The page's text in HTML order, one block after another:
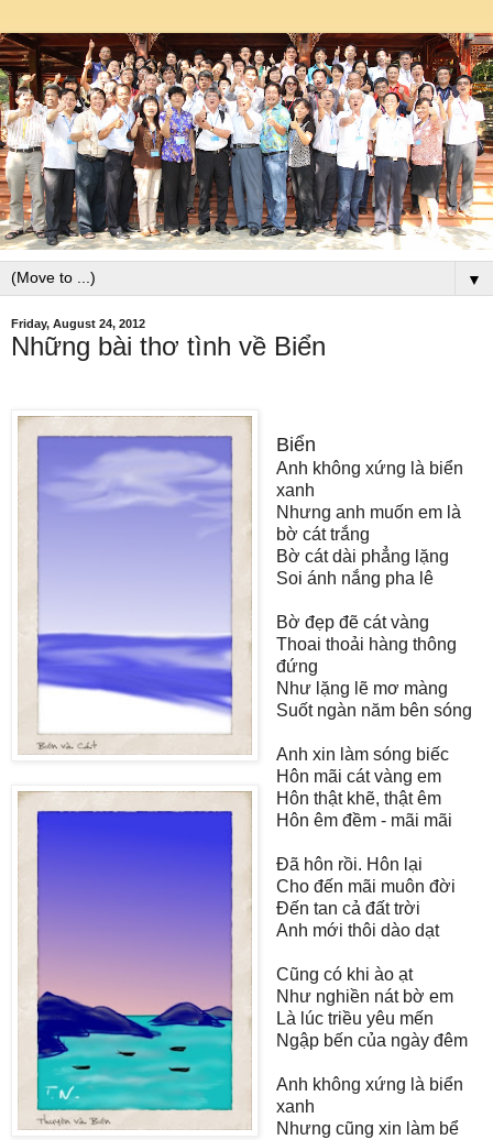
▼
Friday, August 24, 2012
Những bài thơ tình về Biển
Biển
Anh không xứng là biển
xanh
Nhưng anh muốn em là
bờ cát trắng
Bờ cát dài phẳng lặng
Soi ánh nắng pha lê
Bờ đẹp đẽ cát vàng
Thoai thoải hàng thông
đứng
Như lặng lẽ mơ màng
Suốt ngàn năm bên sóng
Anh xin làm sóng biếc
Hôn mãi cát vàng em
Hôn thật khẽ, thật êm
Hôn êm đềm - mãi mãi
Đã hôn rồi. Hôn lại
Cho đến mãi muôn đời
Đến tan cả đất trời
Anh mới thôi dào dạt
Cũng có khi ào ạt
Như nghiền nát bờ em
Là lúc triều yêu mến
Ngập bến của ngày đêm
Anh không xứng là biển
xanh
Nhưng cũng xin làm bể